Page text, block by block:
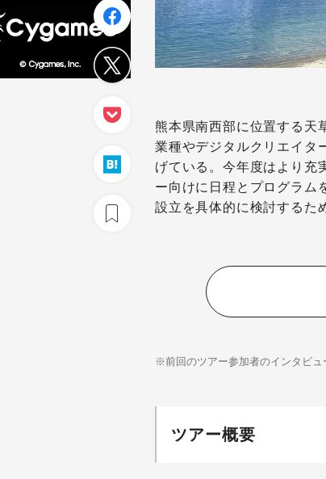
熊本県南西部に位置する天
業種やデジタルクリエイタ
げている。今年度はより充
ー向けに日程とプログラム
設立を具体的に検討するた
※前回のツアー参加者のインタビュ
ツアー概要